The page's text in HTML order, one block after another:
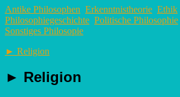
Antike Philosophen Erkenntnistheorie Ethik
Philosophiegeschichte Politische Philosophie
Sonstiges Philosopie
► Religion
► Religion